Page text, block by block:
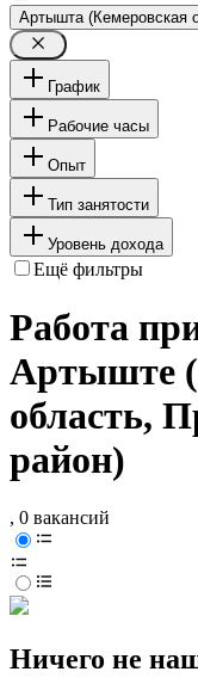
Артышта (Кемеровская
График
Рабочие часы
Опыт
Тип занятости
Уровень дохода
Ещё фильтры
Работа
Артыште
область,
район)
, 0 вакансий
Ничего не